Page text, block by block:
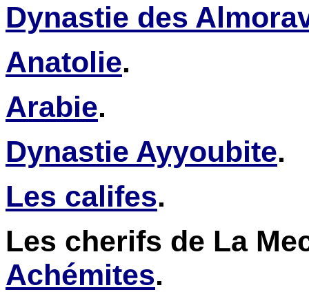
Dynastie des
Anatolie.
Arabie.
Dynastie Ayyoubite.
Les califes.
Les cherifs de La
Achémites.